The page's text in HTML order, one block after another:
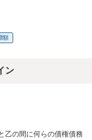
額
ン
乙の間に何らの債権債務